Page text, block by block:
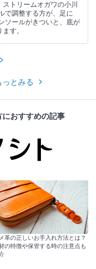
トリームオガワの小川
で調整する方が、足に
ソールがきついと、底が
す。
とみる
おすすめの記事
革の正しいお手入れ方法とは？
の特徴や保管する時の注意点も